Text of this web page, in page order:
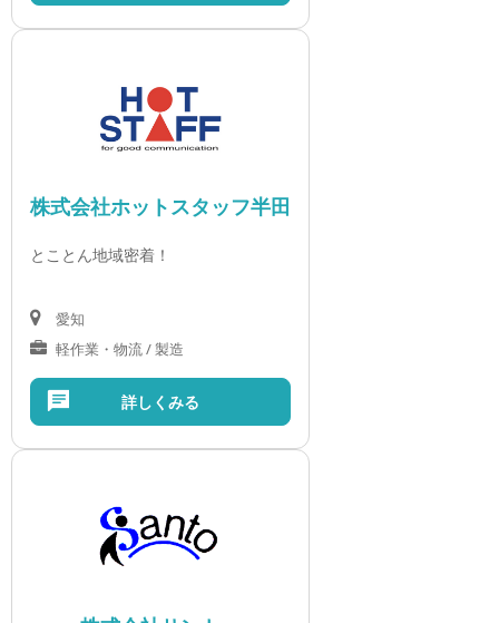
株式会社ホットスタッフ半田
とことん地域密着！
愛知
軽作業・物流 / 製造
詳しくみる